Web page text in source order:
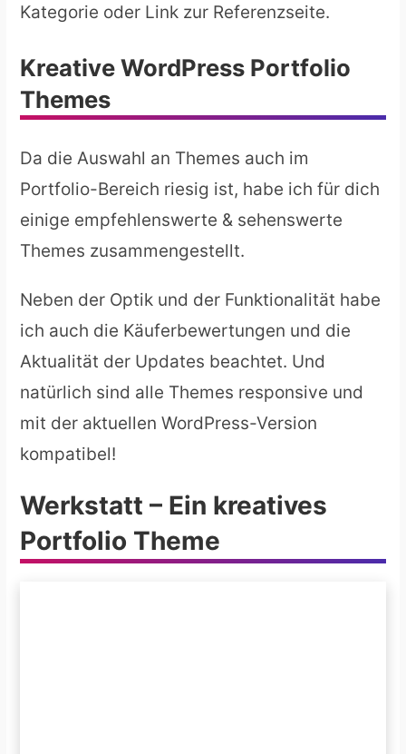
Kategorie oder Link zur Referenzseite.
Kreative WordPress Portfolio
Themes
Da die Auswahl an Themes auch im
Portfolio-Bereich riesig ist, habe ich für dich
einige empfehlenswerte & sehenswerte
Themes zusammengestellt.
Neben der Optik und der Funktionalität habe
ich auch die Käuferbewertungen und die
Aktualität der Updates beachtet. Und
natürlich sind alle Themes responsive und
mit der aktuellen WordPress-Version
kompatibel!
Werkstatt – Ein kreatives
Portfolio Theme